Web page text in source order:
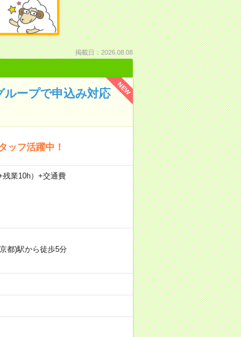
掲載日：2026.08.08
NEW
ループで申込み対応
ッフ活躍中！
残業10h）+交通費
都)駅から徒歩5分